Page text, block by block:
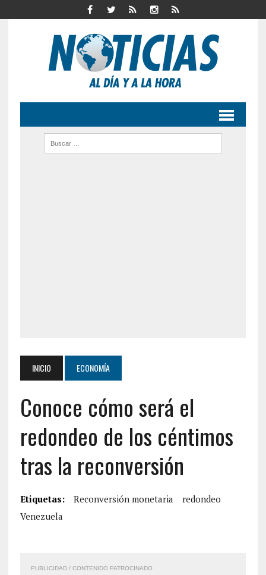
INICIO ECONOMÍA
Conoce cómo será el
redondeo de los céntimos
tras la reconversión
Etiquetas: Reconversión monetaria
redondeo
Venezuela
PUBLICIDAD / CONTENIDO PATROCINADO